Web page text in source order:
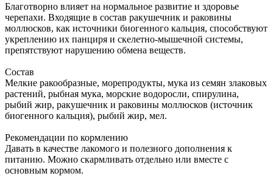
Благотворно влияет на нормальное развитие и здоровье
черепахи. Входящие в состав ракушечник и раковины
моллюсков, как источники биогенного кальция, способствуют
укреплению их панциря и скелетно-мышечной системы,
препятствуют нарушению обмена веществ.
Состав
Мелкие ракообразные, морепродукты, мука из семян злаковых
растений, рыбная мука, морские водоросли, спирулина,
рыбий жир, ракушечник и раковины моллюсков (источник
биогенного кальция), рыбий жир, мел.
Рекомендации по кормлению
Давать в качестве лакомого и полезного дополнения к
питанию. Можно скармливать отдельно или вместе с
основным кормом.